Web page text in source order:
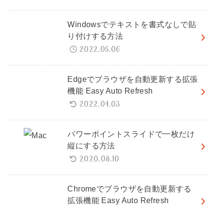
Windowsでテキストを書式なしで貼
り付けする方法
2022.05.06
Edgeでブラウザを自動更新する拡張
機能 Easy Auto Refresh
2022.04.03
パワーポイントスライドで一枚だけ
縦にする方法
2020.08.10
Chromeでブラウザを自動更新する
拡張機能 Easy Auto Refresh